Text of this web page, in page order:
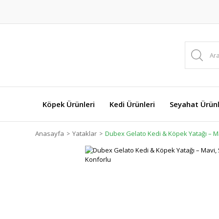
Köpek Ürünleri Kedi Ürünleri Seyahat
Anasayfa Yataklar Dubex Gelato Kedi & Köpek Yatağı –